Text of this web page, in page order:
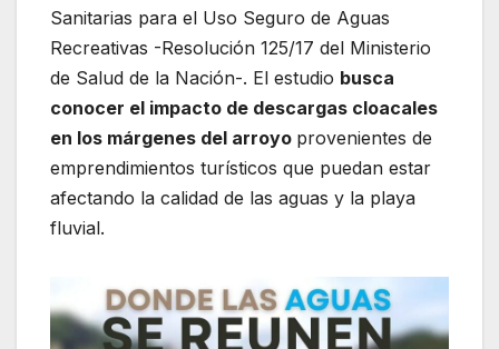
Sanitarias para el Uso Seguro de Aguas
Recreativas -Resolución 125/17 del Ministerio
de Salud de la Nación-. El estudio busca
conocer el impacto de descargas cloacales
en los márgenes del arroyo provenientes de
emprendimientos turísticos que puedan estar
afectando la calidad de las aguas y la playa
fluvial.